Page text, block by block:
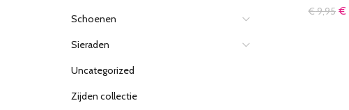
€9,95 €
Schoenen
Sieraden
Uncategorized
Zijden collectie